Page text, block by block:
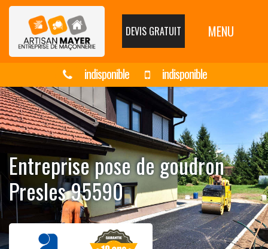
DEVIS GRATUIT MENU
indisponible indisponible
Entreprise pose de goudron
Presles 95590